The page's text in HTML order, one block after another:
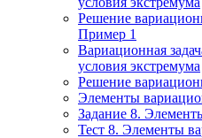
Решение
Пример 1
Вариационная
условия экстремума
Решение
Элементы
Задание 8.
Тест 8. Элементы